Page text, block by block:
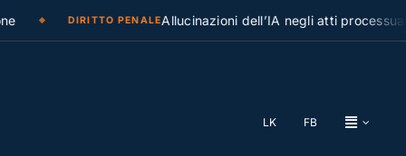
DIRITTO PENALEAllucinazioni dell’IA negli atti
LK FB